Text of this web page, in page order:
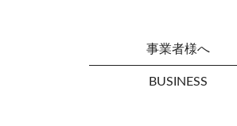
事業者様へ
BUSINESS